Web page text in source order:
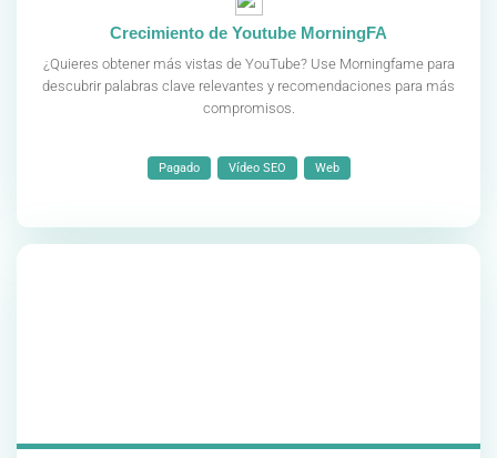
Crecimiento de Youtube MorningFA
¿Quieres obtener más vistas de YouTube? Use Morningfame para
descubrir palabras clave relevantes y recomendaciones para más
compromisos.
Pagado Vídeo SEO Web